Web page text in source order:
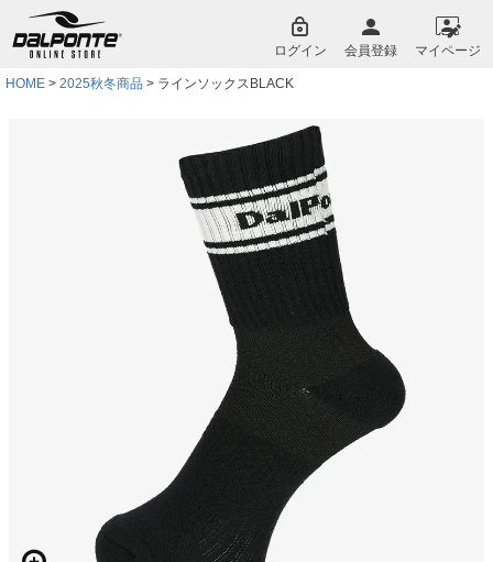
ログイン 会員登録 マイページ
HOME 2025秋冬商品 ラインソックスBLACK
ジト
ップ